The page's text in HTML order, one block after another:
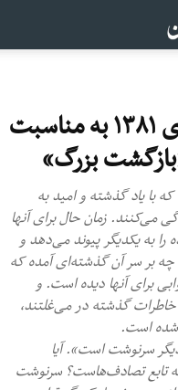
بازنشر یک کتابگزاری از دی ۱۳۸۱ به مناسبت
بزرگ»
با یاد گذشته و امید به
می‌کنند. زمان حال برای آنها
به یکدیگر پیوند می‌دهد و
بر سر آن گذشته‌ای آمده که
برای آنها دیده است. و
خاطرات گذشته در می‌غلتند،
شده است.
سرنوشت است». آیا
تابع تصادف‌هاست؟ سرنوشت